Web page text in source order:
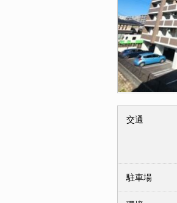
交通
駐車場